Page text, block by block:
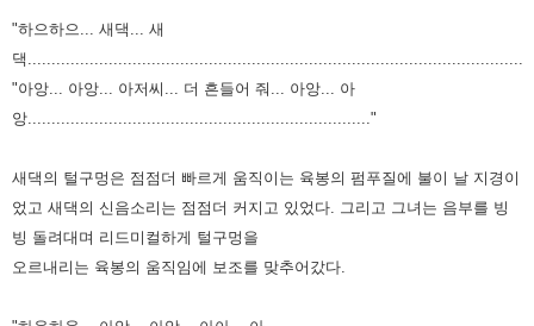
"하으하으... 새댁... 새
댁
"아앙... 아앙... 아저씨... 더 흔들어 줘... 아앙... 아
앙........................................................................"
새댁의 털구멍은 점점더 빠르게 움직이는 육봉의 펌푸질에 불이 날 지경이
었고 새댁의 신음소리는 점점더 커지고 있었다. 그리고 그녀는 음부를 빙
빙 돌려대며 리드미컬하게 털구멍을
오르내리는 육봉의 움직임에 보조를 맞추어갔다.